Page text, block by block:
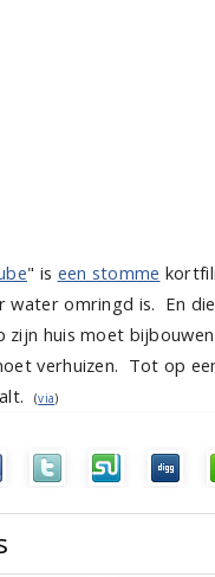
" is een stomme
water omringd is. En
zijn huis moet
verhuizen. Tot op
(via)